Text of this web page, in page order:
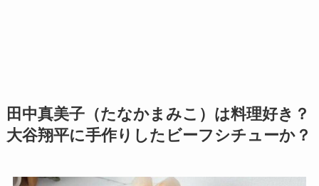
田中真美子（たなかまみこ）は料理好き？
大谷翔平に手作りしたビーフシチューか？